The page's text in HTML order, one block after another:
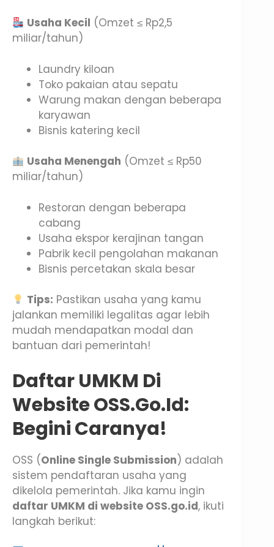
Usaha Kecil (Omzet ≤ Rp2,5
miliar/tahun)
Laundry kiloan
Toko pakaian atau sepatu
Warung makan dengan beberapa
karyawan
Bisnis katering kecil
Usaha Menengah (Omzet ≤ Rp50
miliar/tahun)
Restoran dengan beberapa
cabang
Usaha ekspor kerajinan tangan
Pabrik kecil pengolahan makanan
Bisnis percetakan skala besar
Tips: Pastikan usaha yang kamu
jalankan memiliki legalitas agar lebih
mudah mendapatkan modal dan
bantuan dari pemerintah!
Daftar UMKM Di
Website OSS.go.id:
Begini Caranya!
OSS (Online Single Submission) adalah
sistem pendaftaran usaha yang
dikelola pemerintah. Jika kamu ingin
daftar UMKM di website OSS.go.id, ikuti
langkah berikut: